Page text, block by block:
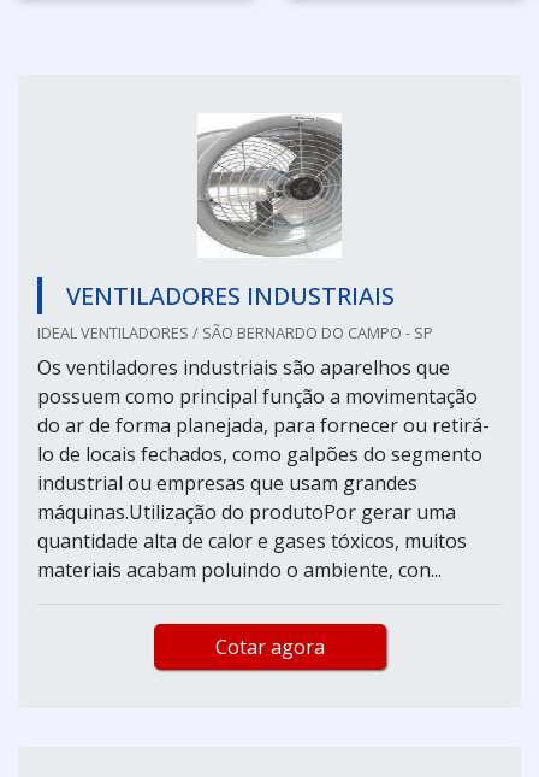
VENTILADORES INDUSTRIAIS
IDEAL VENTILADORES / SÃO BERNARDO DO CAMPO - SP
Os ventiladores industriais são aparelhos que
possuem como principal função a movimentação
do ar de forma planejada, para fornecer ou retirá-
lo de locais fechados, como galpões do segmento
industrial ou empresas que usam grandes
máquinas.Utilização do produtoPor gerar uma
quantidade alta de calor e gases tóxicos, muitos
materiais acabam poluindo o ambiente, con...
Cotar agora